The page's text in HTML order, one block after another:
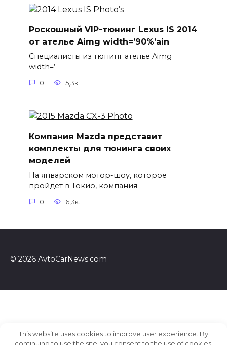
Роскошный VIP-тюнинг Lexus IS 2014
от ателье Aimg width=’90%’ain
Специалисты из тюнинг ателье Aimg
width=’
0 5,3к.
Компания Mazda представит
комплекты для тюнинга своих
моделей
На январском мотор-шоу, которое
пройдет в Токио, компания
0 6,3к.
© 2026 AvtoCarNews.com
This website uses cookies to improve user experience. By